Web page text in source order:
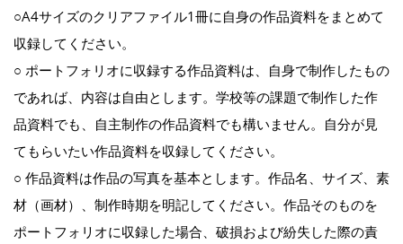
○A4サイズのクリアファイル1冊に自身の作品資料をまとめて
収録してください。
○ ポートフォリオに収録する作品資料は、自身で制作したもの
であれば、内容は自由とします。学校等の課題で制作した作
品資料でも、自主制作の作品資料でも構いません。自分が見
てもらいたい作品資料を収録してください。
○ 作品資料は作品の写真を基本とします。作品名、サイズ、素
材（画材）、制作時期を明記してください。作品そのものを
ポートフォリオに収録した場合、破損および紛失した際の責